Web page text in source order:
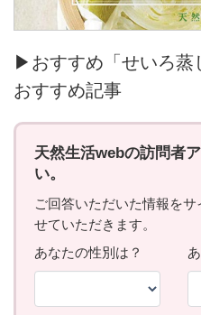
▶おすすめ「せいろ蒸
おすすめ記事